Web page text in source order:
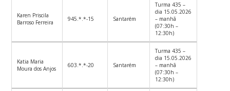
Karen Priscila
Barroso Ferreira
945.*.*-15 Santarém
Turma 435 –
dia 15.05.2026
– manhã
(07:30h –
12:30h)
Katia Maria
Moura dos Anjos
603.*.*-20 Santarém
Turma 435 –
dia 15.05.2026
– manhã
(07:30h –
12:30h)